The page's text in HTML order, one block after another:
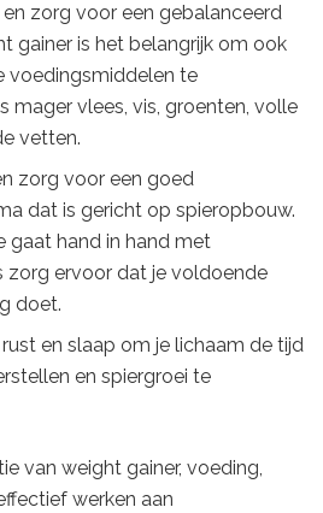
en zorg voor een gebalanceerd
gainer is het belangrijk om ook
voedingsmiddelen te
mager vlees, vis, groenten, volle
vetten.
zorg voor een goed
dat is gericht op spieropbouw.
gaat hand in hand met
zorg ervoor dat je voldoende
doet.
en slaap om je lichaam de tijd
en spiergroei te
van weight gainer, voeding,
werken aan